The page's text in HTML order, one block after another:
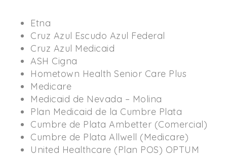
Etna
Cruz Azul Escudo Azul Federal
Cruz Azul Medicaid
ASH Cigna
Hometown Health Senior Care Plus
Medicare
Medicaid de Nevada – Molina
Plan Medicaid de la Cumbre Plata
Cumbre de Plata Ambetter (Comercial)
Cumbre de Plata Allwell (Medicare)
United Healthcare (Plan POS) OPTUM